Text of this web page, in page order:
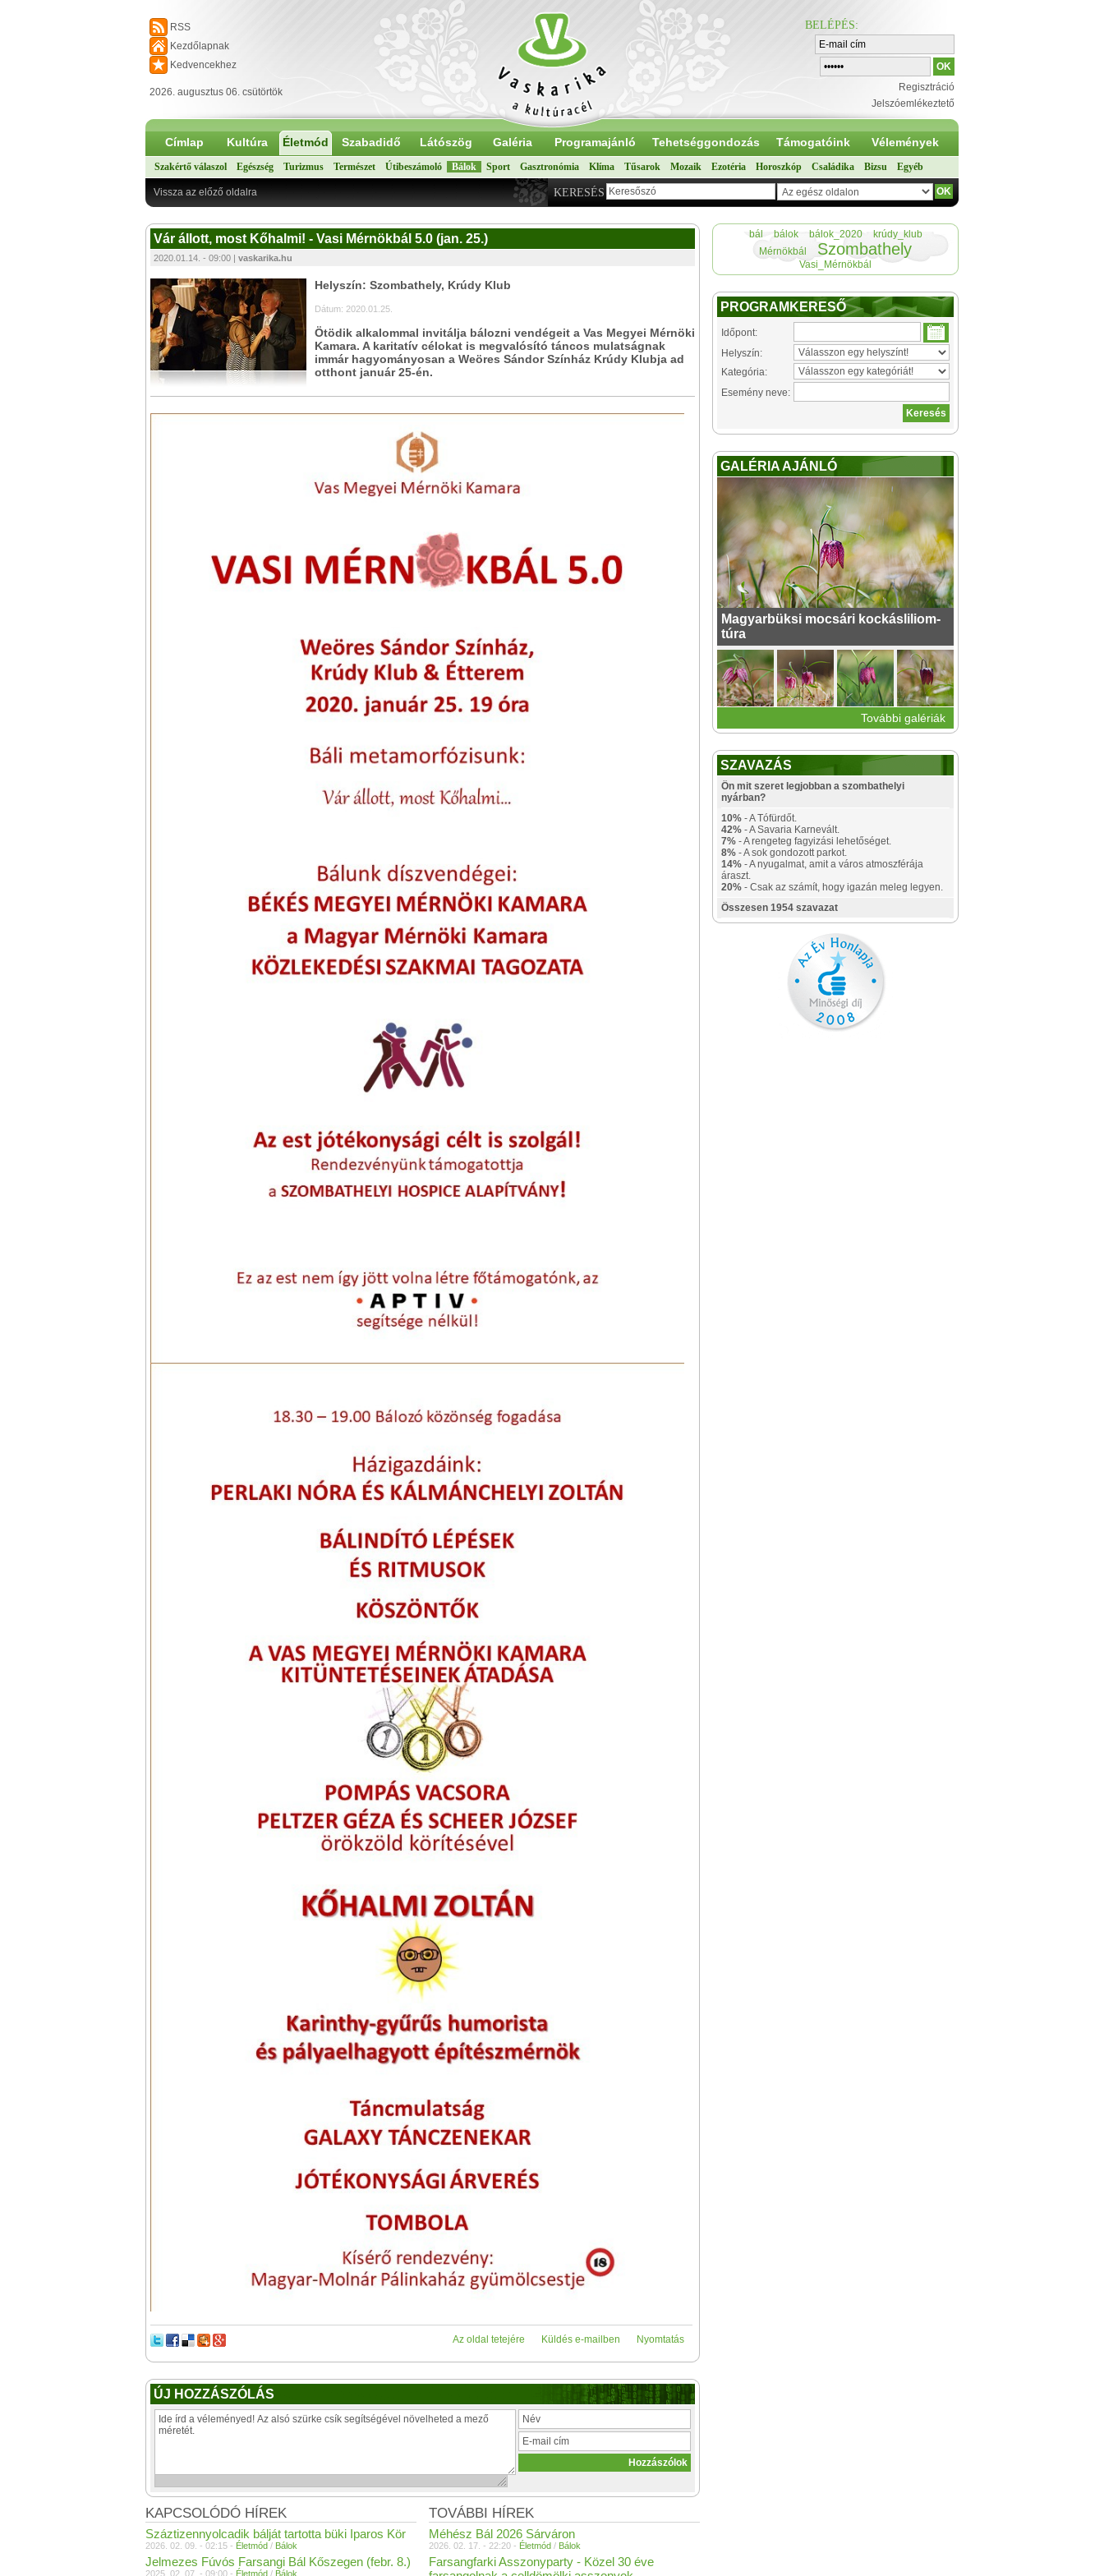
RSS
Kezdőlapnak
Kedvencekhez
2026. augusztus 06. csütörtök
BELÉPÉS:
Regisztráció
Jelszóemlékeztető
Címlap Kultúra Életmód Szabadidő Látószög Galéria Programajánló Tehetséggondozás Támogatóink Vélemények
Szakértő válaszol Egészség Turizmus Természet Útibeszámoló Bálok Sport Gasztronómia Klíma Tűsarok Mozaik Ezotéria Horoszkóp Családika Bizsu Egyéb
KERESÉS
Vissza az előző oldalra
Vár állott, most Kőhalmi! - Vasi Mérnökbál 5.0 (jan. 25.)
2020.01.14. - 09:00 | vaskarika.hu
Helyszín: Szombathely, Krúdy Klub
Dátum: 2020.01.25.
Ötödik alkalommal invitálja bálozni vendégeit a Vas Megyei Mérnöki
Kamara. A karitatív célokat is megvalósító táncos mulatságnak
immár hagyományosan a Weöres Sándor Színház Krúdy Klubja ad
otthont január 25-én.
Nyomtatás
Küldés e-mailben
Az oldal tetejére
ÚJ HOZZÁSZÓLÁS
TOVÁBBI HÍREK
Méhész Bál 2026 Sárváron
2026. 02. 17. - 22:20 - Életmód / Bálok
Farsangfarki Asszonyparty - Közel 30 éve
KAPCSOLÓDÓ HÍREK
Száztizennyolcadik bálját tartotta büki Iparos Kör
2026. 02. 09. - 02:15 - Életmód / Bálok
Jelmezes Fúvós Farsangi Bál Kőszegen (febr. 8.)
2025. 02. 07. - 09:00 - Életmód / Bálok
bál bálok bálok_2020
krúdy_klub
Mérnökbál
Szombathely
Vasi_Mérnökbál
PROGRAMKERESŐ
Időpont:
Helyszín:
Kategória:
Esemény neve:
GALÉRIA AJÁNLÓ
Magyarbüksi mocsári kockásliliom-
túra
További galériák
SZAVAZÁS
Ön mit szeret legjobban a szombathelyi
nyárban?
10% - A Tófürdőt.
42% - A Savaria Karnevált.
7% - A rengeteg fagyizási lehetőséget.
8% - A sok gondozott parkot.
14% - A nyugalmat, amit a város atmoszférája
áraszt.
20% - Csak az számít, hogy igazán meleg legyen.
Összesen 1954 szavazat